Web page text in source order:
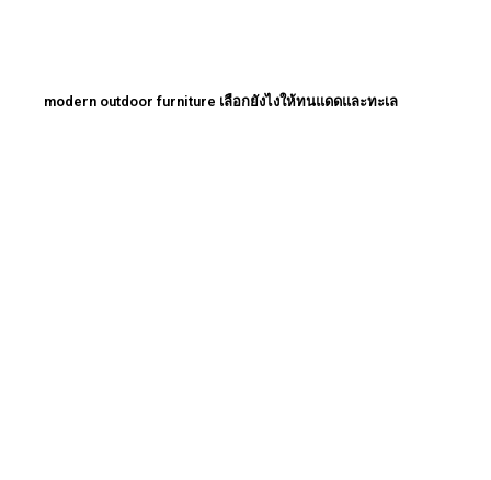
modern outdoor furniture เลือกยังไงให้ทนแดดและทะเล